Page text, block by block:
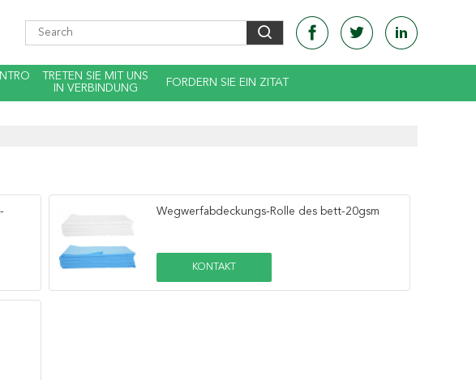
TRETEN SIE MIT UNS
IN VERBINDUNG
FORDERN SIE EIN ZITAT
Wegwerfabdeckungs-Rolle des bett-20gsm
KONTAKT